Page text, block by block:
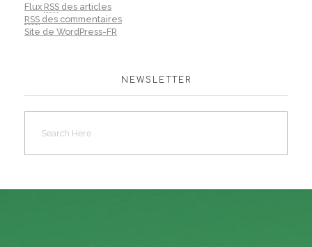
Flux RSS des articles
RSS des commentaires
Site de WordPress-FR
NEWSLETTER